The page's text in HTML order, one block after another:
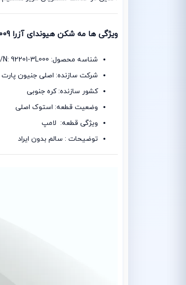
ویژگی ها مه شکن هیوندای آزرا 2009 استوک:
شناسه محصول: P/N: 92201-3L000
شرکت سازنده: اصلی جنیون پارت
کشور سازنده: کره جنوبی
وضعیت قطعه: استوک اصلی
ویژگی قطعه: لامپ
توضیحات : سالم بدون ایراد